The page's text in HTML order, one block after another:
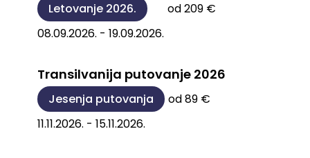
Letovanje 2026.
od 209 €
08.09.2026. - 19.09.2026.
Transilvanija putovanje 2026
Jesenja putovanja
od 89 €
11.11.2026. - 15.11.2026.